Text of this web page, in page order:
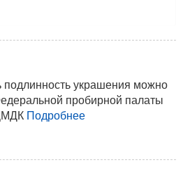
подлинность украшения можно
пробирной палаты
Подробнее